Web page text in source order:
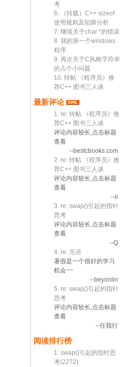
考
6. （转载）C++ sizeof
使用规则及陷阱分析
7. 继续关于char *的错误
8. 我的第一个windows
程序
9. 再次关于C风格字符串
的几个小问题
10. 转帖 《程序员》推
荐C++ 图书三人谈
最新评论
1. re: 转帖 《程序员》推
荐C++ 图书三人谈
评论内容较长,点击标题
查看
--bestcbooks.com
2. re: 转帖 《程序员》推
荐C++ 图书三人谈
评论内容较长,点击标题
查看
--ii
3. re: swap()引起的指针
思考
评论内容较长,点击标题
查看
--Q
4. re: 无语
暑假是一个很好的学习
机会~~
--beyonlin
5. re: swap()引起的指针
思考
评论内容较长,点击标题
查看
--任我行
阅读排行榜
1. swap()引起的指针思
考(2272)